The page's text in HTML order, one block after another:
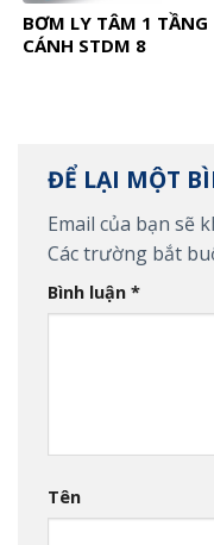
BƠM LY TÂM 1 TẦNG
CÁNH STDM 8
ĐỂ LẠI MỘT
Email của bạn sẽ
Các trường bắt
Bình luận *
Tên